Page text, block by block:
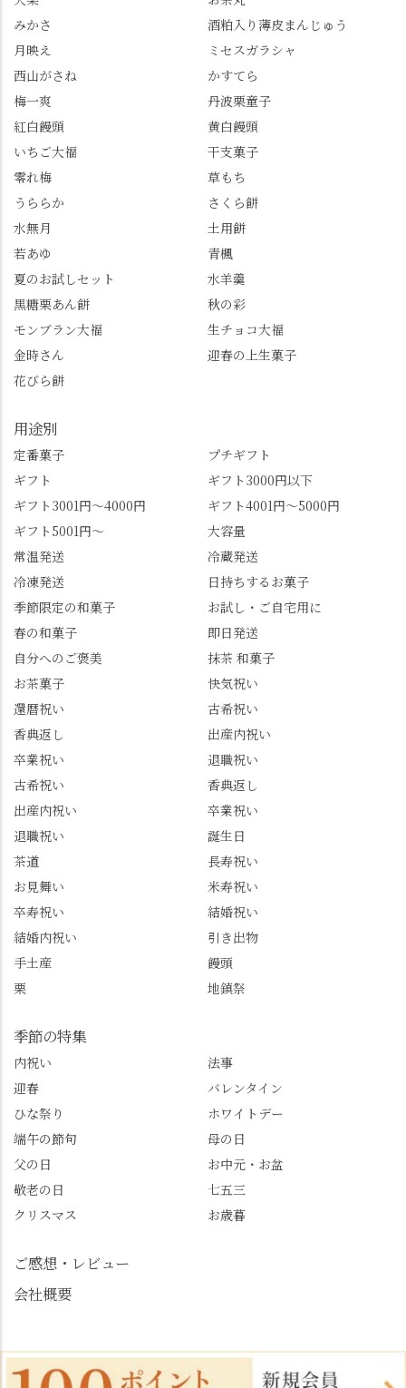
を実施中。期限は
7/26（日）。但し、「み
ゼリーは生の写真を撮
りたかったのですが、
崩れてしまいました。
うにおすすめ。ポイン
トもすぐに貯まります
し、いろんな特典もあ
していない人はぜひこ
の機会に会員登録もし
てみてね。 みなさんは
この中で気になったも
すめ品ばかりです。よ
かったらぜひこの機会
北川🍡 住所 長岡京市う
ぐいす台1-3 TEL 075-
954-0400 営業時間 10:00
@mizuha_kitagawa #セン
ス長岡京 #SENSE長岡
京公式アンバサダー #み
ずは北川 私のアカウン
グルメをメインに発
信。お店選びの参考な
どにご利用いただける
の情報を詳しく知りた
い人は、下記アカウン
トもあわせてチェック
@sense_nagaokakyo 長岡
京市観光協会
@nagaokakyo_tourism ふ
@furufuru_nagaokakyo
物価の値上がりが激し
✨ちょうどこの日から
始まった「あじさい供
養」で、池に浮かぶあ
じさいにも出会えるか
も。 天然記念物の「遊
龍の松」は、地を這う
ように伸びる主幹がま
える迫力！そして桂昌
院お手植えと伝わる樹
齢300年超のしだれ
桜。"玉の輿"の語源に
院と徳川綱吉の、教科
書がひっくり返るよう
な再評価のお話まで聞
景、もっと知られてほ
しい！ 🍋締めは「みず
話題のレモンわらび餅
と、夏季限定・竹筒入
り水ようかん「清竹」
んな大満足の笑顔😋 さ
らに日高さんから、な
かの邸の珈琲パックと
小倉山荘のお菓子のサ
で🎁最後の最後まで"お
もてなし"の心を教えて
いただきました。 プロ
ドライバーならではの
情、お客様を飽きさせ
ない語り口…。楽しみ
ながら学びっぱなしの
のガイド活動にしっか
り活かしていきます💪
西山、ほんまにええと
こです。次はあなたを
🚕✨ #京都西山旅感 #京
都西山 #おもてなしタク
こごろ #勝持寺 #正法寺
#善峯寺 #あじさい #あ
じさい供養 #遊龍の松 #
清竹 #なかの邸 #小倉山
荘 #京都観光 #西京区 #
大原野
みかさ
酒粕入り薄皮まんじゅう
月映え
ミセスガラシャ
西山がさね
かすてら
梅一爽
丹波栗童子
紅白饅頭
黄白饅頭
いちご大福
干支菓子
零れ梅
草もち
うららか
さくら餅
水無月
土用餅
若あゆ
青楓
夏のお試しセット
水羊羹
黒糖栗あん餅
秋の彩
モンブラン大福
生チョコ大福
金時さん
迎春の上生菓子
花びら餅
用途別
定番菓子
プチギフト
ギフト
ギフト3000円以下
ギフト3001円～4000円
ギフト4001円～5000円
ギフト5001円～
大容量
常温発送
冷蔵発送
冷凍発送
日持ちするお菓子
季節限定の和菓子
お試し・ご自宅用に
春の和菓子
即日発送
自分へのご褒美
抹茶 和菓子
お茶菓子
快気祝い
還暦祝い
古希祝い
香典返し
出産内祝い
卒業祝い
退職祝い
古希祝い
香典返し
出産内祝い
卒業祝い
退職祝い
誕生日
茶道
長寿祝い
お見舞い
米寿祝い
卒寿祝い
結婚祝い
結婚内祝い
引き出物
手土産
饅頭
栗
地鎮祭
季節の特集
内祝い
法事
迎春
バレンタイン
ひな祭り
ホワイトデー
端午の節句
母の日
父の日
お中元・お盆
敬老の日
七五三
クリスマス
お歳暮
ご感想・レビュー
会社概要